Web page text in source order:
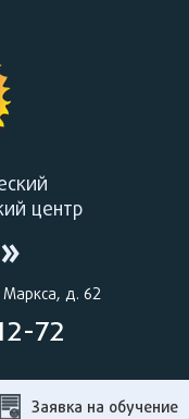
центр
Маркса, д. 62
72
Заявка на обучение